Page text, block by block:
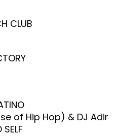
CLUB
of Hip Hop) & DJ Adir